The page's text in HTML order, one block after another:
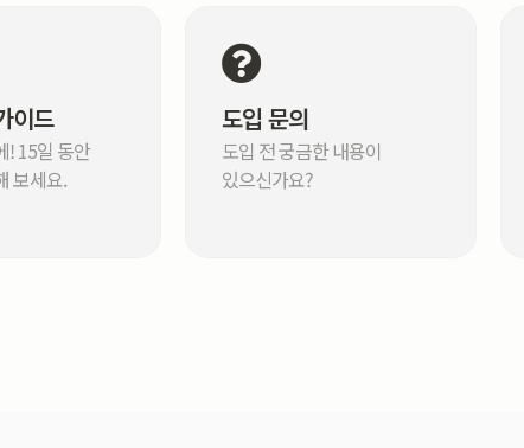
이드
! 15일 동안
보세요.
도입 문의
도입 전 궁금한 내용이
있으신가요?